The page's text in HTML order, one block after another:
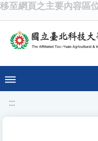
移至網頁之主要內容區
:::